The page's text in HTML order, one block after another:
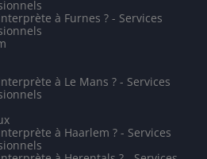
à Furnes ? - Services
à Le Mans ? - Services
à Haarlem ? - Services